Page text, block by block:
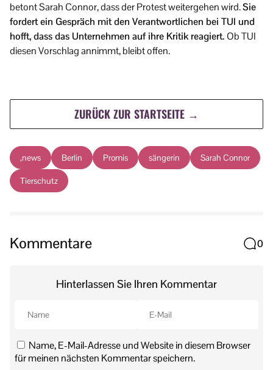
betont Sarah Connor, dass der Protest weitergehen wird.Sie
fordert ein Gespräch mit den Verantwortlichen bei TUI und
hofft, dass das Unternehmen auf ihre Kritik reagiert. Ob TUI
diesen Vorschlag annimmt, bleibt offen.
ZURÜCK ZUR STARTSEITE →
,news Berlin Promis sängerin Sarah Connor
Tierschutz
Kommentare 0
Hinterlassen Sie Ihren Kommentar
Name, E-Mail-Adresse und Website in diesem Browser
für meinen nächsten Kommentar speichern.